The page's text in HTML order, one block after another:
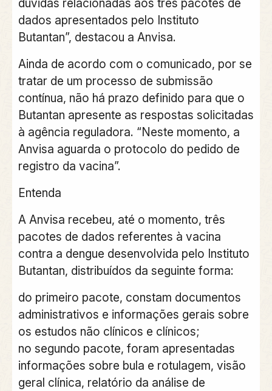
dúvidas relacionadas aos três pacotes de
dados apresentados pelo Instituto
Butantan”, destacou a Anvisa.
Ainda de acordo com o comunicado, por se
tratar de um processo de submissão
contínua, não há prazo definido para que o
Butantan apresente as respostas solicitadas
à agência reguladora. “Neste momento, a
Anvisa aguarda o protocolo do pedido de
registro da vacina”.
Entenda
A Anvisa recebeu, até o momento, três
pacotes de dados referentes à vacina
contra a dengue desenvolvida pelo Instituto
Butantan, distribuídos da seguinte forma:
do primeiro pacote, constam documentos
administrativos e informações gerais sobre
os estudos não clínicos e clínicos;
no segundo pacote, foram apresentadas
informações sobre bula e rotulagem, visão
geral clínica, relatório da análise de